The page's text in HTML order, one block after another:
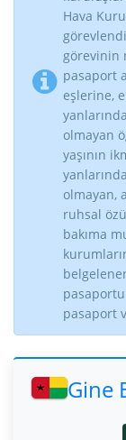
Hava
görevinin
pasaport
eşlerine,
olmayan
yaşının
olmayan,
ruhsal
bakıma
pasaport
Gine